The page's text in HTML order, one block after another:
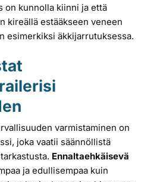
on kunnolla kiinni ja että
kireällä estääkseen veneen
esimerkiksi äkkijarrutuksessa.
varmistaminen on
joka vaatii säännöllistä
Ennaltaehkäisevä
ja edullisempaa kuin